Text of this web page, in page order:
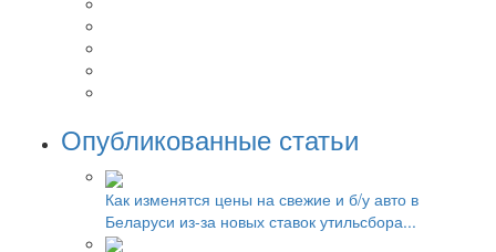
Опубликованные статьи
Как изменятся цены на свежие и б/у авто в
Беларуси из-за новых ставок утильсбора...